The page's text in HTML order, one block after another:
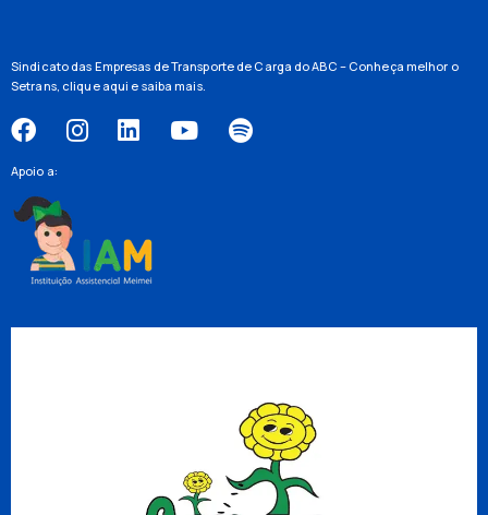
Sindicato das Empresas de Transporte de Carga do ABC – Conheça melhor o
Setrans, clique aqui e saiba mais.
Apoio a: